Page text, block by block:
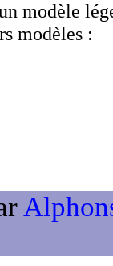
modèle
modèles :